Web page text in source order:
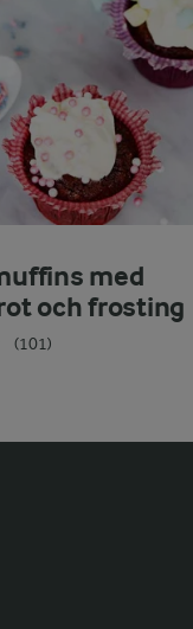
med
och frosting
(101)